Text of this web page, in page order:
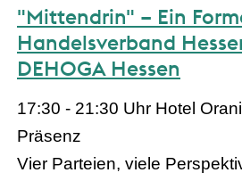
"Mittendrin" – Ein
Handelsverband
DEHOGA Hessen
17:30 - 21:30 Uhr Hotel
Präsenz
Vier Parteien, viele